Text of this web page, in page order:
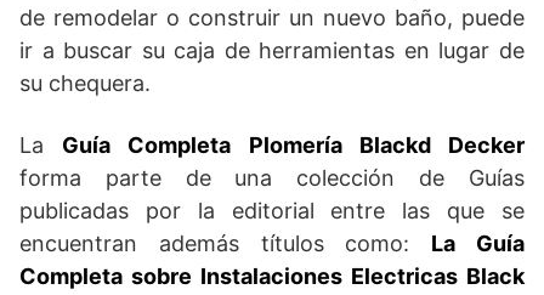
de remodelar o construir un nuevo baño, puede
ir a buscar su caja de herramientas en lugar de
su chequera.
La Guía Completa Plomería Blackd Decker
forma parte de una colección de Guías
publicadas por la editorial entre las que se
encuentran además títulos como: La Guía
Completa sobre Instalaciones Electricas Black